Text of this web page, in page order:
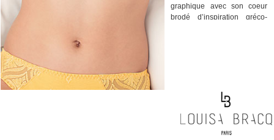
graphique avec son coeur
brodé d’inspiration gréco-
la collection de lingerie Love
de la marque française
Louisa Bracq existent
jusqu'aux plus grandes